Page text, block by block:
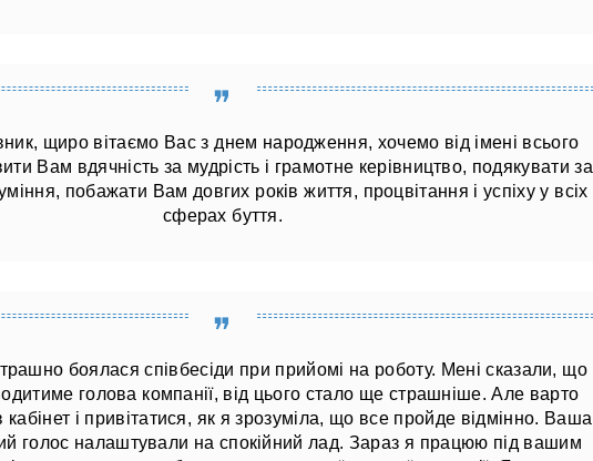
щиро вітаємо Вас з днем ​​народження, хочемо від імені всього
Вам вдячність за мудрість і грамотне керівництво, подякувати за
побажати Вам довгих років життя, процвітання і успіху у всіх
сферах буття.
боялася співбесіди при прийомі на роботу. Мені сказали, що
голова компанії, від цього стало ще страшніше. Але варто
кабінет і привітатися, як я зрозуміла, що все пройде відмінно. Ваша
голос налаштували на спокійний лад. Зараз я працюю під вашим